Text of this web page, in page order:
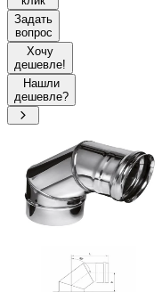
Задать
вопрос
Хочу
дешевле!
Нашли
дешевле?